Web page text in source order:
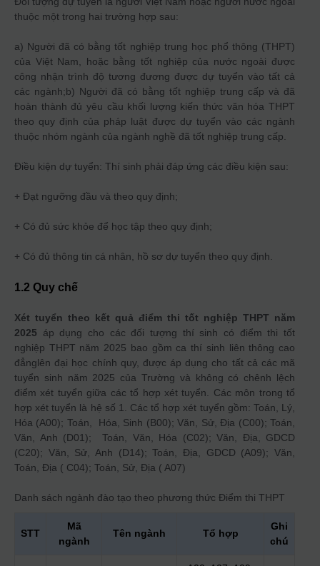
thuộc một trong hai trường hợp sau:
a) Người đã có bằng tốt nghiệp trung học phổ thông (THPT)
của Việt Nam, hoặc bằng tốt nghiệp của nước ngoài được
công nhận trình độ tương đương được dự tuyển vào tất cả
các ngành;b) Người đã có bằng tốt nghiệp trung cấp và đã
hoàn thành đủ yêu cầu khối lượng kiến thức văn hóa THPT
theo quy định của pháp luật được dự tuyển vào các ngành
thuộc nhóm ngành của ngành nghề đã tốt nghiệp trung cấp.
Điều kiện dự tuyển: Thí sinh phải đáp ứng các điều kiện sau:
+ Đạt ngưỡng đầu và theo quy định;
+ Có đủ sức khỏe để học tập theo quy định;
+ Có đủ thông tin cá nhân, hồ sơ dự tuyển theo quy định.
1.2 Quy chế
Xét tuyển theo kết quả điểm thi tốt nghiệp THPT năm
2025 áp dụng cho các đối tượng thí sinh có điểm thi tốt
nghiệp THPT năm 2025 bao gồm ca thí sinh liên thông cao
đẳnglên đại học chính quy, được áp dụng cho tất cả các mã
tuyển sinh năm 2025 của Trường và không có chênh lệch
điểm xét tuyển giữa các tổ hợp xét tuyển. Các môn trong tổ
hợp xét tuyển là hệ số 1. Các tổ hợp xét tuyển gồm: Toán, Lý,
Hóa (A00); Toán, Hóa, Sinh (B00); Văn, Sử, Địa (C00); Toán,
Văn, Anh (D01); Toán, Văn, Hóa (C02); Văn, Địa, GDCD
(C20); Văn, Sử, Anh (D14); Toán, Địa, GDCD (A09); Văn,
Toán, Địa ( C04); Toán, Sử, Địa ( A07)
Danh sách ngành đào tạo theo phương thức Điểm thi THPT
STT
Mã
ngành
Tên ngành Tổ hợp
Ghi
chú